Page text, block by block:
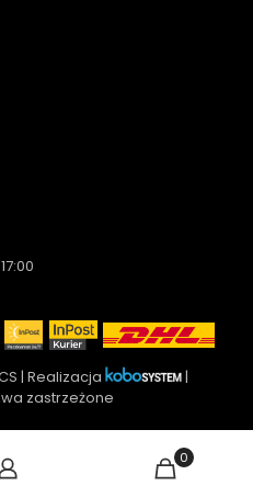
| Realizacja
|
zastrzeżone
0